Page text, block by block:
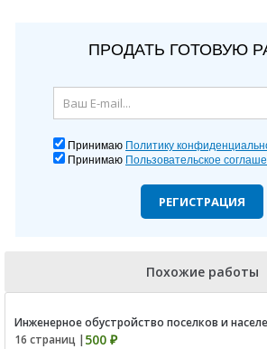
ПРОДАТЬ ГОТОВУЮ
Принимаю Политику
Принимаю Пользовательское
РЕГИСТРАЦИЯ
Похожие работы
Инженерное обустройство поселков и
16 страниц | 500 ₽